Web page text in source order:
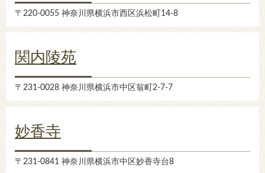
〒220-0055 神奈川県横浜市西区浜松町14-8
関内陵苑
〒231-0028 神奈川県横浜市中区翁町2-7-7
妙香寺
〒231-0841 神奈川県横浜市中区妙香寺台8